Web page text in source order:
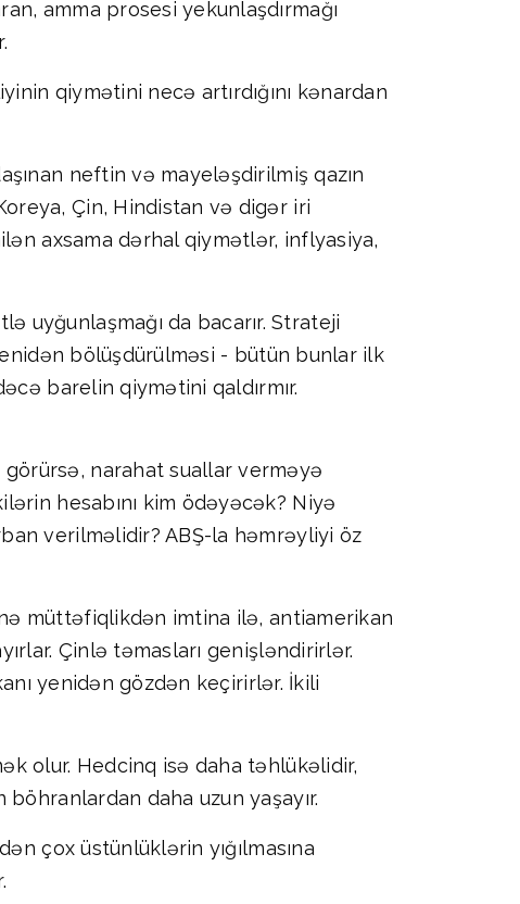
amma prosesi yekunlaşdırmağı
qiymətini necə artırdığını kənardan
neftin və mayeləşdirilmiş qazın
Çin, Hindistan və digər iri
axsama dərhal qiymətlər, inflyasiya,
uyğunlaşmağı da bacarır. Strateji
bölüşdürülməsi - bütün bunlar ilk
barelin qiymətini qaldırmır.
görürsə, narahat suallar verməyə
hesabını kim ödəyəcək? Niyə
verilməlidir? ABŞ-la həmrəyliyi öz
müttəfiqlikdən imtina ilə, antiamerikan
Çinlə təmasları genişləndirirlər.
yenidən gözdən keçirirlər. İkili
olur. Hedcinq isə daha təhlükəlidir,
daha uzun yaşayır.
çox üstünlüklərin yığılmasına